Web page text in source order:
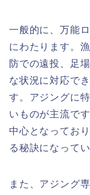
一般的に、万能
にわたります。
防での遠投、足
な状況に対応で
す。アジングに
いものが主流で
中心となってお
る秘訣になってい
また、アジング